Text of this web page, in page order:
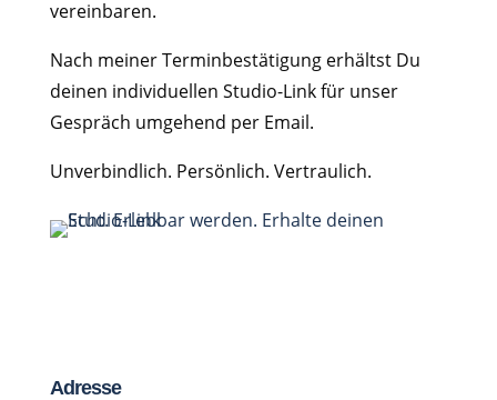
vereinbaren.
Nach meiner Terminbestätigung erhältst Du
deinen individuellen Studio-Link für unser
Gespräch umgehend per Email.
Unverbindlich. Persönlich. Vertraulich.
Adresse